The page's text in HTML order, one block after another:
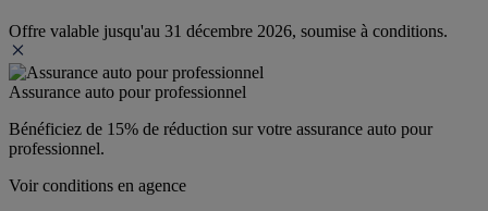
Offre valable jusqu'au 31 décembre 2026, soumise à conditions.
Assurance auto pour professionnel
Bénéficiez de 15% de réduction sur votre assurance auto pour
professionnel.
Voir conditions en agence